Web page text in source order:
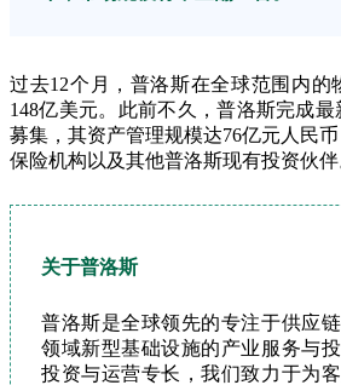
过去12个月，普洛斯在全球范围内的
148亿美元。此前不久，普洛斯完成
募集，其资产管理规模达76亿元人民
保险机构以及其他普洛斯现有投资伙伴
关于普洛斯
普洛斯是全球领先的专注于供应
领域新型基础设施的产业服务与
投资与运营专长，我们致力于为